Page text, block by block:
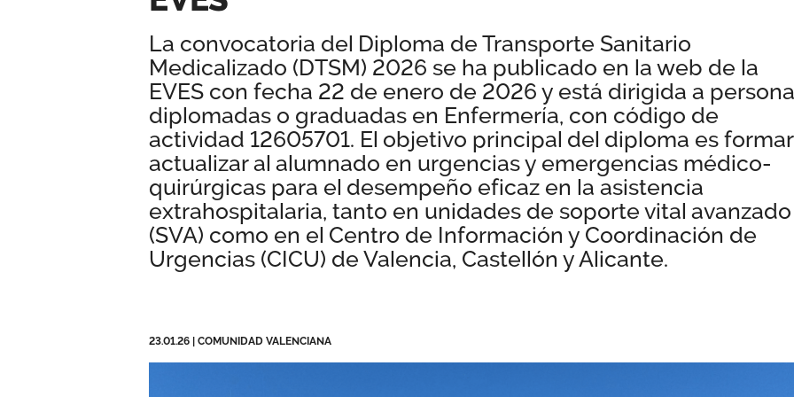
La convocatoria del Diploma de Transporte Sanitario
Medicalizado (DTSM) 2026 se ha publicado en la web de la
EVES con fecha 22 de enero de 2026 y está dirigida a
diplomadas o graduadas en Enfermería, con código de
actividad 12605701. El objetivo principal del diploma es
actualizar al alumnado en urgencias y emergencias médico-
quirúrgicas para el desempeño eficaz en la asistencia
extrahospitalaria, tanto en unidades de soporte vital avanzado
(SVA) como en el Centro de Información y Coordinación de
Urgencias (CICU) de Valencia, Castellón y Alicante.
23.01.26 COMUNIDAD VALENCIANA